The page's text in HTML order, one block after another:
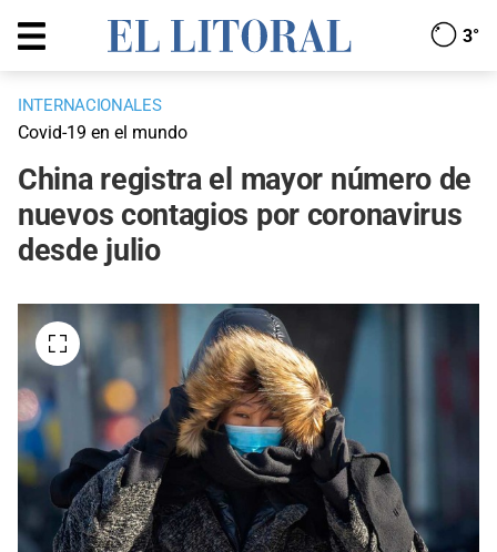
3°
INTERNACIONALES
Covid-19 en el mundo
China registra el mayor número de
nuevos contagios por coronavirus
desde julio